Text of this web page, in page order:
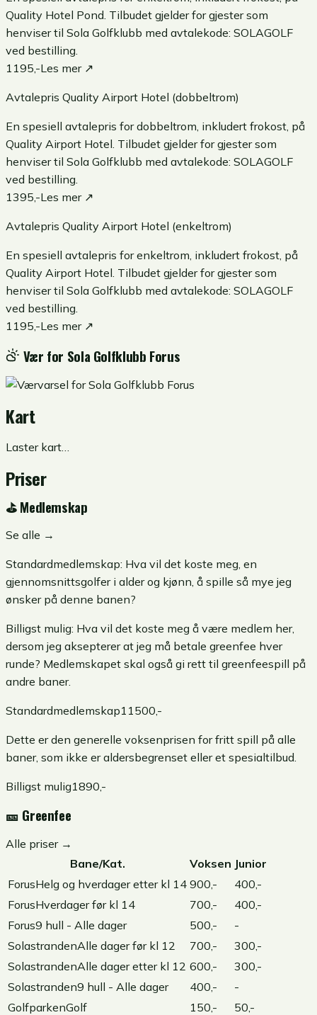
Quality Hotel Pond. Tilbudet gjelder for gjester som
henviser til Sola Golfklubb med avtalekode: SOLAGOLF
ved bestilling.
1195,-Les mer ↗
Avtalepris Quality Airport Hotel (dobbeltrom)
En spesiell avtalepris for dobbeltrom, inkludert frokost, på
Quality Airport Hotel. Tilbudet gjelder for gjester som
henviser til Sola Golfklubb med avtalekode: SOLAGOLF
ved bestilling.
1395,-Les mer ↗
Avtalepris Quality Airport Hotel (enkeltrom)
En spesiell avtalepris for enkeltrom, inkludert frokost, på
Quality Airport Hotel. Tilbudet gjelder for gjester som
henviser til Sola Golfklubb med avtalekode: SOLAGOLF
ved bestilling.
1195,-Les mer ↗
Vær for Sola Golfklubb Forus
Kart
Laster kart…
Priser
⛳Medlemskap
Se alle →
Standardmedlemskap: Hva vil det koste meg, en
gjennomsnittsgolfer i alder og kjønn, å spille så mye jeg
ønsker på denne banen?
Billigst mulig: Hva vil det koste meg å være medlem her,
dersom jeg aksepterer at jeg må betale greenfee hver
runde? Medlemskapet skal også gi rett til greenfeespill på
andre baner.
Standardmedlemskap11500,-
Dette er den generelle voksenprisen for fritt spill på alle
baner, som ikke er aldersbegrenset eller et spesialtilbud.
Billigst mulig1890,-
🎫 Greenfee
Alle priser →
Bane/Kat.
Voksen Junior
ForusHelg og hverdager etter kl 14 900,-
400,-
ForusHverdager før kl 14 700,-
400,-
Forus9 hull - Alle dager 500,-
-
SolastrandenAlle dager før kl 12 700,-
300,-
SolastrandenAlle dager etter kl 12 600,-
300,-
Solastranden9 hull - Alle dager 400,-
-
GolfparkenGolf 150,- 50,-